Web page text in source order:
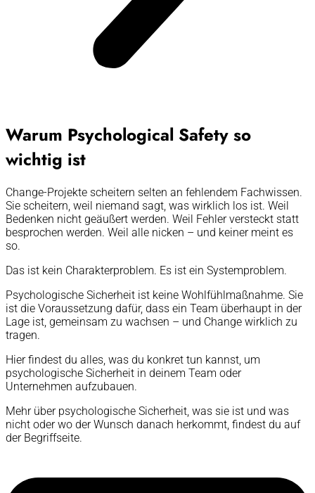
Warum Psychological Safety so
wichtig ist
Change-Projekte scheitern selten an fehlendem Fachwissen.
Sie scheitern, weil niemand sagt, was wirklich los ist. Weil
Bedenken nicht geäußert werden. Weil Fehler versteckt statt
besprochen werden. Weil alle nicken – und keiner meint es
so.
Das ist kein Charakterproblem. Es ist ein Systemproblem.
Psychologische Sicherheit ist keine Wohlfühlmaßnahme. Sie
ist die Voraussetzung dafür, dass ein Team überhaupt in der
Lage ist, gemeinsam zu wachsen – und Change wirklich zu
tragen.
Hier findest du alles, was du konkret tun kannst, um
psychologische Sicherheit in deinem Team oder
Unternehmen aufzubauen.
Mehr über psychologische Sicherheit, was sie ist und was
nicht oder wo der Wunsch danach herkommt, findest du auf
der Begriffseite.